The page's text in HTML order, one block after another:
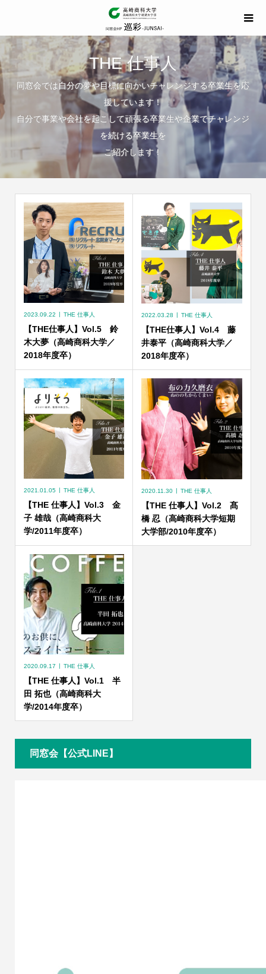
THE 仕事人
同窓会では自分の夢や目標に向かいチャレンジする卒業生を応
援しています！
自分で事業や会社を起こして頑張る卒業生や企業でチャレンジ
を続ける卒業生を
ご紹介します！
2023.09.22 THE 仕事人
【THE仕事人】Vol.5 鈴
木大夢（高崎商科大学／
2018年度卒）
2022.03.28 THE 仕事人
【THE仕事人】Vol.4 藤
井泰平（高崎商科大学／
2018年度卒）
2021.01.05 THE 仕事人
【THE 仕事人】Vol.3 金
子 雄哉（高崎商科大
学/2011年度卒）
2020.11.30 THE 仕事人
【THE 仕事人】Vol.2 髙
橋 忍（高崎商科大学短期
大学部/2010年度卒）
2020.09.17 THE 仕事人
【THE 仕事人】Vol.1 半
田 拓也（高崎商科大
学/2014年度卒）
同窓会【公式LINE】